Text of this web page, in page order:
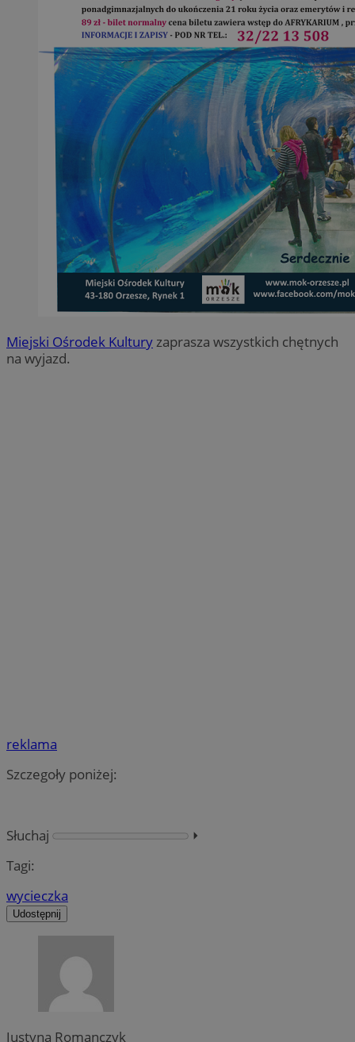
Miejski Ośrodek Kulturyzaprasza wszystkich chętnych
na wyjazd.
reklama
Szczegoły poniżej:
Słuchaj
⏵︎
Tagi:
wycieczka
Udostępnij
Justyna Romanczyk